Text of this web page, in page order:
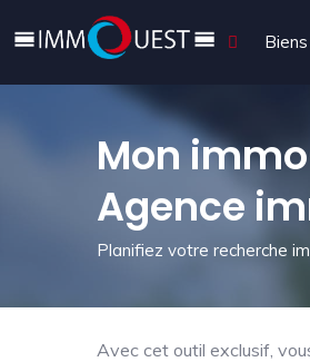
Mon
Agence
Planifiez votre recherche
Avec cet outil exclusif,